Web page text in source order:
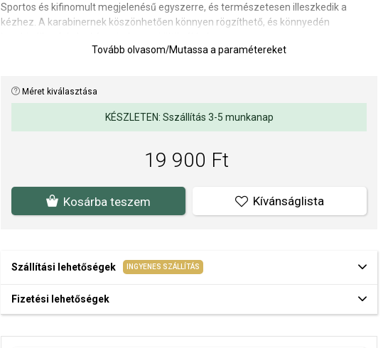
Sportos és kifinomult megjelenésű egyszerre, és természetesen illeszkedik a
kézhez. A karabinernek köszönhetően könnyen rögzíthető, és könnyedén
Tovább olvasom/Mutassa a paramétereket
Méret kiválasztása
KÉSZLETEN: Sszállítás 3-5 munkanap
19 900 Ft
Kosárba teszem Kívánságlista
Szállítási lehetőségek INGYENES SZÁLLÍTÁS
Fizetési lehetőségek